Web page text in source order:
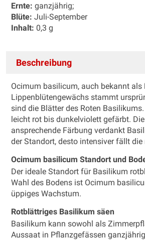
Ernte: ganzjährig;
Blüte: Juli-September
Inhalt: 0,3 g
Beschreibung
Ocimum basilicum, auch bekannt
Lippenblütengewächs stammt
sind die Blätter des Roten
leicht rot bis dunkelviolett gefärbt.
ansprechende Färbung verdankt
der Standort, desto intensiver fällt
Ocimum basilicum Standort und
Der ideale Standort für Basilikum
Wahl des Bodens ist Ocimum
üppiges Wachstum.
Rotblättriges Basilikum säen
Basilikum kann sowohl als
Aussaat in Pflanzgefässen